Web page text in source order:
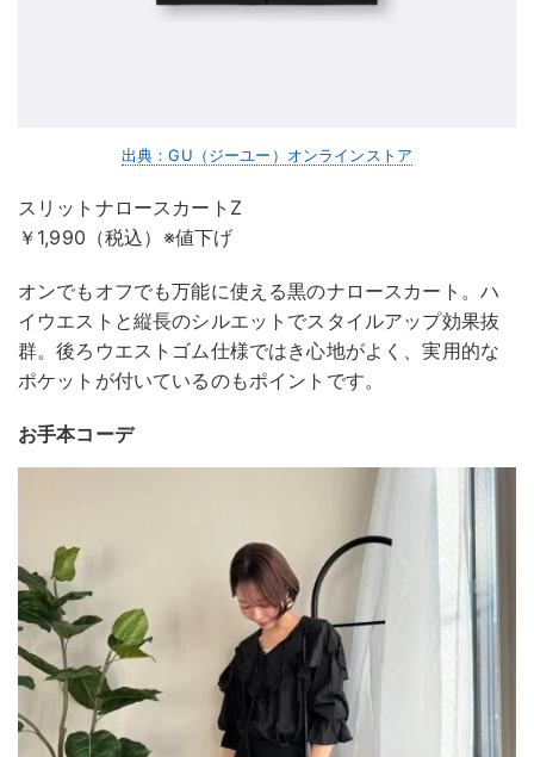
出典：GU（ジーユー）オンラインストア
スリットナロースカートZ
￥1,990（税込）※値下げ
オンでもオフでも万能に使える黒のナロースカート。ハ
イウエストと縦長のシルエットでスタイルアップ効果抜
群。後ろウエストゴム仕様ではき心地がよく、実用的な
ポケットが付いているのもポイントです。
お手本コーデ